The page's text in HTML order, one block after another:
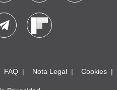
FAQ Nota Legal Cookies